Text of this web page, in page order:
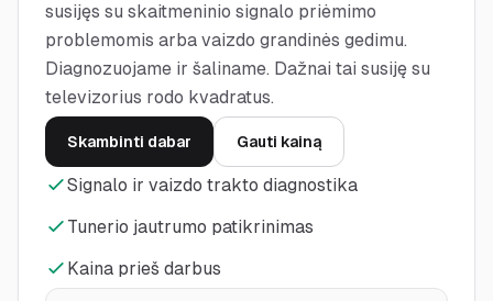
susijęs su skaitmeninio signalo priėmimo
problemomis arba vaizdo grandinės gedimu.
Diagnozuojame ir šaliname. Dažnai tai susiję su
televizorius rodo kvadratus.
Skambinti dabar Gauti kainą
Signalo ir vaizdo trakto diagnostika
Tunerio jautrumo patikrinimas
Kaina prieš darbus